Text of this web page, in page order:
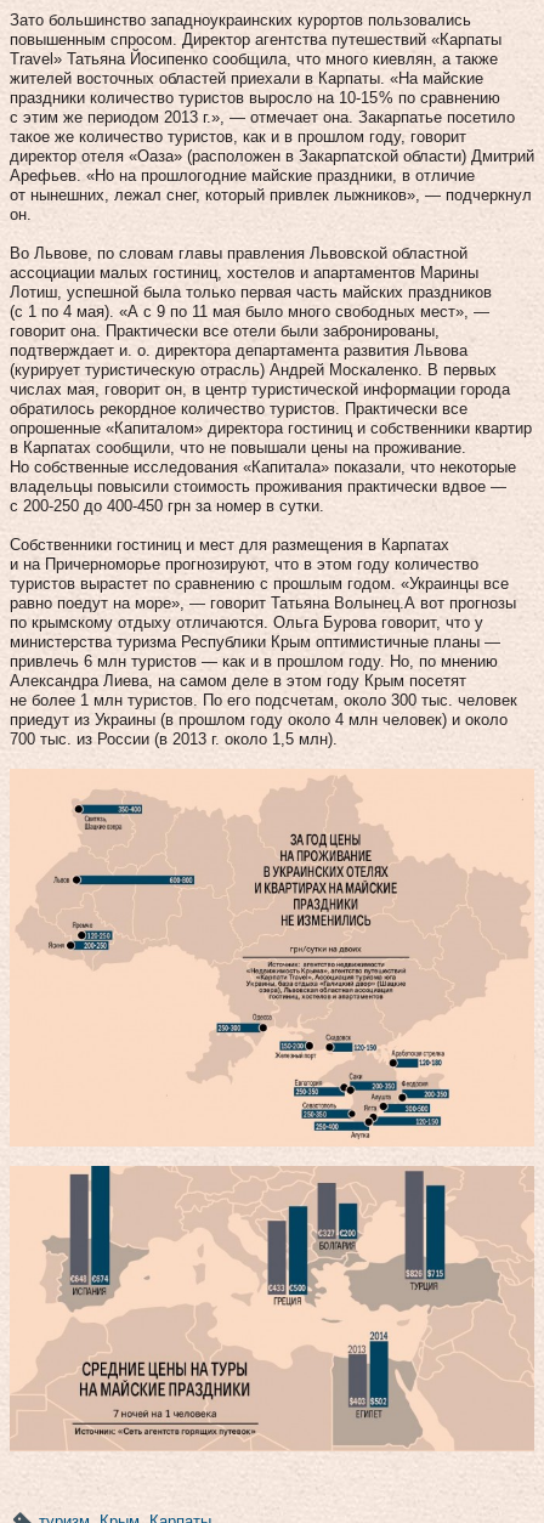
Зато большинство западноукраинских курортов пользовались
повышенным спросом. Директор агентства путешествий «Карпаты
Travel» Татьяна Йосипенко сообщила, что много киевлян, а также
жителей восточных областей приехали в Карпаты. «На майские
праздники количество туристов выросло на 10‑15 % по сравнению
с этим же периодом 2013 г.», — отмечает она. Закарпатье посетило
такое же количество туристов, как и в прошлом году, говорит
директор отеля «Оаза» (расположен в Закарпатской области) Дмитрий
Арефьев. «Но на прошлогодние майские праздники, в отличие
от нынешних, лежал снег, который привлек лыжников», — подчеркнул
он.
Во Львове, по словам главы правления Львовской областной
ассоциации малых гостиниц, хостелов и апартаментов Марины
Лотиш, успешной была только первая часть майских праздников
(с 1 по 4 мая). «А с 9 по 11 мая было много свободных мест», —
говорит она. Практически все отели были забронированы,
подтверждает и. о. директора департамента развития Львова
(курирует туристическую отрасль) Андрей Москаленко. В первых
числах мая, говорит он, в центр туристической информации города
обратилось рекордное количество туристов. Практически все
опрошенные «Капиталом» директора гостиниц и собственники квартир
в Карпатах сообщили, что не повышали цены на проживание.
Но собственные исследования «Капитала» показали, что некоторые
владельцы повысили стоимость проживания практически вдвое —
с 200‑250 до 400‑450 грн за номер в сутки.
Собственники гостиниц и мест для размещения в Карпатах
и на Причерноморье прогнозируют, что в этом году количество
туристов вырастет по сравнению с прошлым годом. «Украинцы все
равно поедут на море», — говорит Татьяна Волынец.А вот прогнозы
по крымскому отдыху отличаются. Ольга Бурова говорит, что у
министерства туризма Республики Крым оптимистичные планы —
привлечь 6 млн туристов — как и в прошлом году. Но, по мнению
Александра Лиева, на самом деле в этом году Крым посетят
не более 1 млн туристов. По его подсчетам, около 300 тыс. человек
приедут из Украины (в прошлом году около 4 млн человек) и около
700 тыс. из России (в 2013 г. около 1,5 млн).